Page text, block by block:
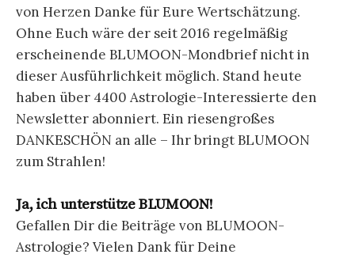
von Herzen Danke für Eure Wertschätzung.
Ohne Euch wäre der seit 2016 regelmäßig
erscheinende BLUMOON-Mondbrief nicht in
dieser Ausführlichkeit möglich. Stand heute
haben über 4400 Astrologie-Interessierte den
Newsletter abonniert. Ein riesengroßes
DANKESCHÖN an alle – Ihr bringt BLUMOON
zum Strahlen!
Ja, ich unterstütze BLUMOON!
Gefallen Dir die Beiträge von BLUMOON-
Astrologie? Vielen Dank für Deine